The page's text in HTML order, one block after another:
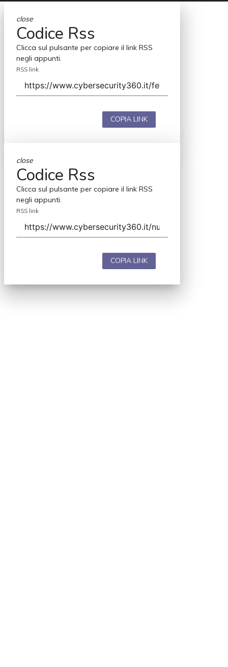
close
Codice Rss
Clicca sul pulsante per copiare il link RSS
negli appunti.
RSS link
COPIA LINK
close
Codice Rss
Clicca sul pulsante per copiare il link RSS
negli appunti.
RSS link
COPIA LINK